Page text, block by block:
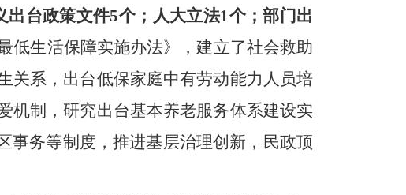
出台政策文件5个；人大立法1个；部门出
低生活保障实施办法》，建立了社会救助
关系，出台低保家庭中有劳动能力人员培
机制，研究出台基本养老服务体系建设实
事务等制度，推进基层治理创新，民政顶